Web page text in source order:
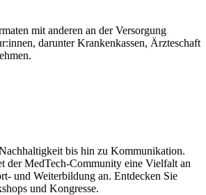
mit anderen an der Versorgung
darunter Krankenkassen, Ärzteschaft
bis hin zu Kommunikation.
der MedTech-Community eine Vielfalt an
und Weiterbildung an. Entdecken Sie
und Kongresse.